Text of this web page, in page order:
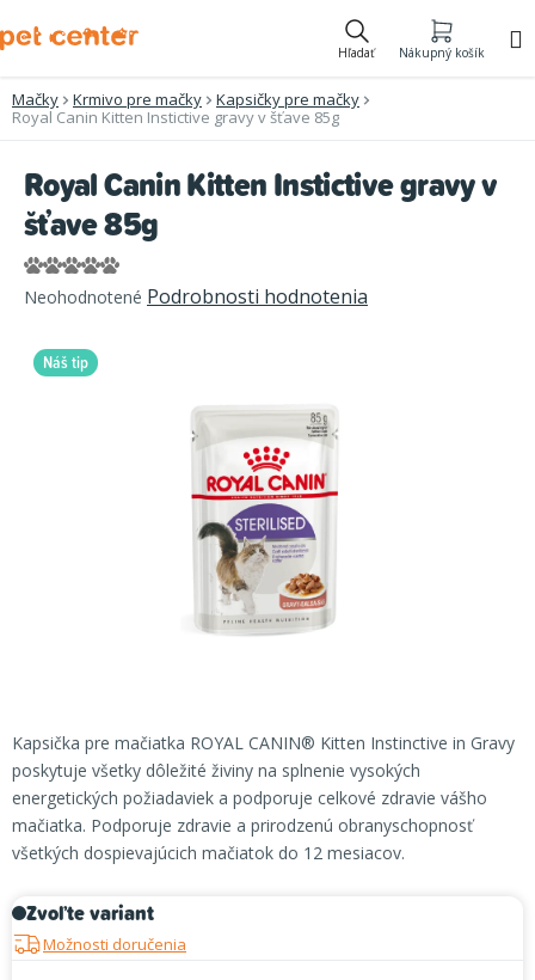
na
Hľadať Nákupný košík
Mačky Krmivo pre mačky
Kapsičky pre mačky
Royal Canin Kitten Instictive gravy v šťave 85g
Kapsička pre mačiatka ROYAL CANIN® Kitten Instinctive in Gravy
poskytuje všetky dôležité živiny na splnenie vysokých
energetických požiadaviek a podporuje celkové zdravie vášho
mačiatka. Podporuje zdravie a prirodzenú obranyschopnosť
všetkých dospievajúcich mačiatok do 12 mesiacov.
Zvoľte variant
Možnosti doručenia
Royal Canin Kitten Instictive gravy v
šťave 85g
Priemerné
hodnotenie
je
Neohodnotené Podrobnosti hodnotenia
Náš tip